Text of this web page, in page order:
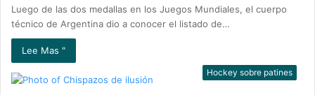
Luego de las dos medallas en los Juegos Mundiales, el cuerpo
técnico de Argentina dio a conocer el listado de…
Lee Mas "
Hockey sobre patines